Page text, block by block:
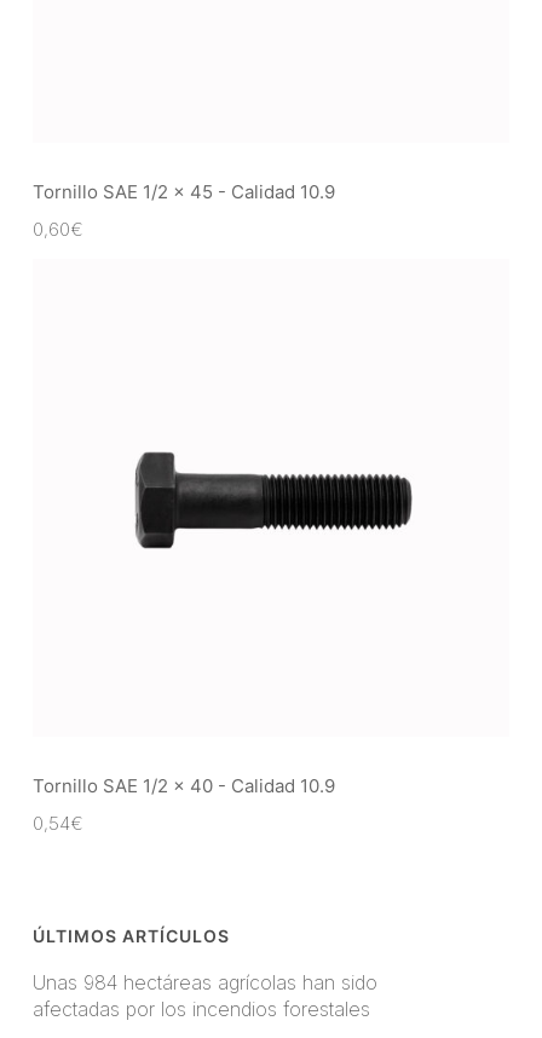
Tornillo SAE 1/2 x 45 - Calidad 10.9
0,60€
Tornillo SAE 1/2 x 40 - Calidad 10.9
0,54€
ÚLTIMOS ARTÍCULOS
Unas 984 hectáreas agrícolas han sido
afectadas por los incendios forestales